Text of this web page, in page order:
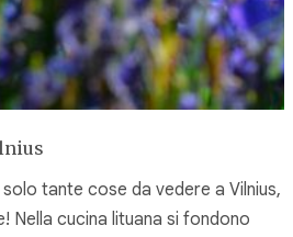
tante cose da vedere a Vilnius,
Nella cucina lituana si fondono